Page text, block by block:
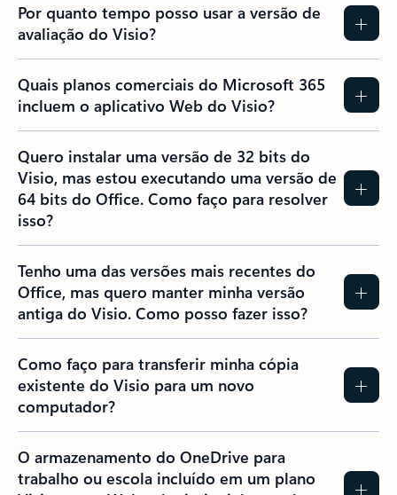
Por quanto tempo posso usar a versão de
avaliação do Visio?
Quais planos comerciais do Microsoft 365
incluem o aplicativo Web do Visio?
Quero instalar uma versão de 32 bits do
Visio, mas estou executando uma versão de
64 bits do Office. Como faço para resolver
isso?
Tenho uma das versões mais recentes do
Office, mas quero manter minha versão
antiga do Visio. Como posso fazer isso?
Como faço para transferir minha cópia
existente do Visio para um novo
computador?
O armazenamento do OneDrive para
trabalho ou escola incluído em um plano